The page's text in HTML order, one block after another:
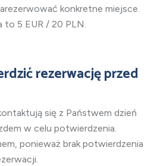
konkretne miejsce.
to 5 EUR / 20 PLN.
rezerwację przed
się z Państwem dzień
w celu potwierdzenia.
ponieważ brak potwierdzenia